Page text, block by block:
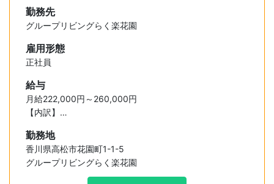
勤務先
グループリビングらく楽花園
雇用形態
正社員
給与
月給222,000円～260,000円
【内訳】
・資格手当 7,000～10,000円
・特別手当 30,000円～40,000円
・業務手当 25,000円～30,000円
勤務地
香川県高松市花園町1-1-5
グループリビングらく楽花園